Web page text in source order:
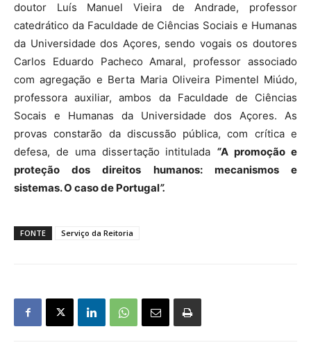
doutor Luís Manuel Vieira de Andrade, professor
catedrático da Faculdade de Ciências Sociais e Humanas
da Universidade dos Açores, sendo vogais os doutores
Carlos Eduardo Pacheco Amaral, professor associado
com agregação e Berta Maria Oliveira Pimentel Miúdo,
professora auxiliar, ambos da Faculdade de Ciências
Socais e Humanas da Universidade dos Açores. As
provas constarão da discussão pública, com crítica e
defesa, de uma dissertação intitulada “A promoção e
proteção dos direitos humanos: mecanismos e
sistemas. O caso de Portugal”.
FONTE Serviço da Reitoria